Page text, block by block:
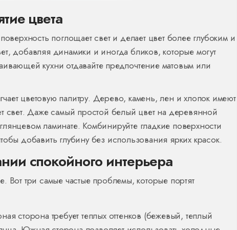
цвета
поглощает свет и делает цвет более глубоким и
добавляя динамики и иногда бликов, которые могут
кухни отдавайте предпочтение матовым или
цветовую палитру. Дерево, камень, лен и хлопок имеют
свет. Даже самый простой белый цвет на деревянной
ламинате. Комбинируйте гладкие поверхности
добавить глубину без использования ярких красок.
спокойного интерьера
Вот три самые частые проблемы, которые портят
сторона требует теплых оттенков (бежевый, теплый